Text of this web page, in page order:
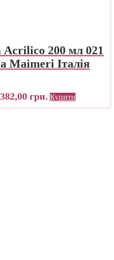
200 мл 021
Maimeri Італія
382,00грн. Купити